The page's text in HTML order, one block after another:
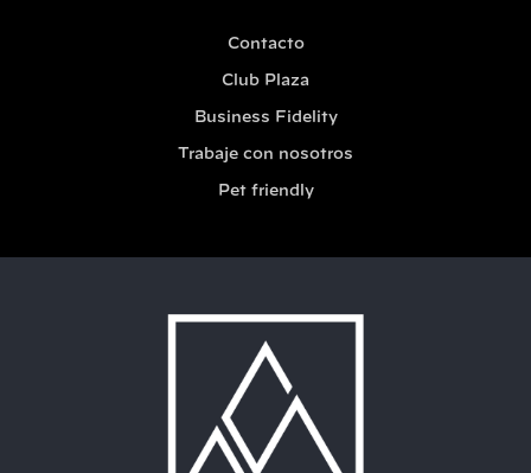
Contacto
Club Plaza
Business Fidelity
Trabaje con nosotros
Pet friendly